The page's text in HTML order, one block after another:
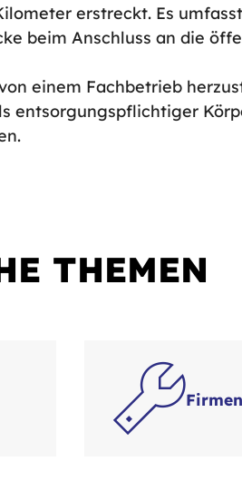
erstreckt. Es
beim Anschluss an die
einem Fachbetrieb
entsorgungspflichtiger
THEMEN